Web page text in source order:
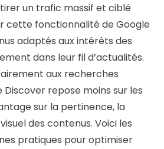
un trafic massif et ciblé
cette fonctionnalité de Google
adaptés aux intérêts des
dans leur fil d’actualités.
aux recherches
Discover repose moins sur les
sur la pertinence, la
des contenus. Voici les
pratiques pour optimiser